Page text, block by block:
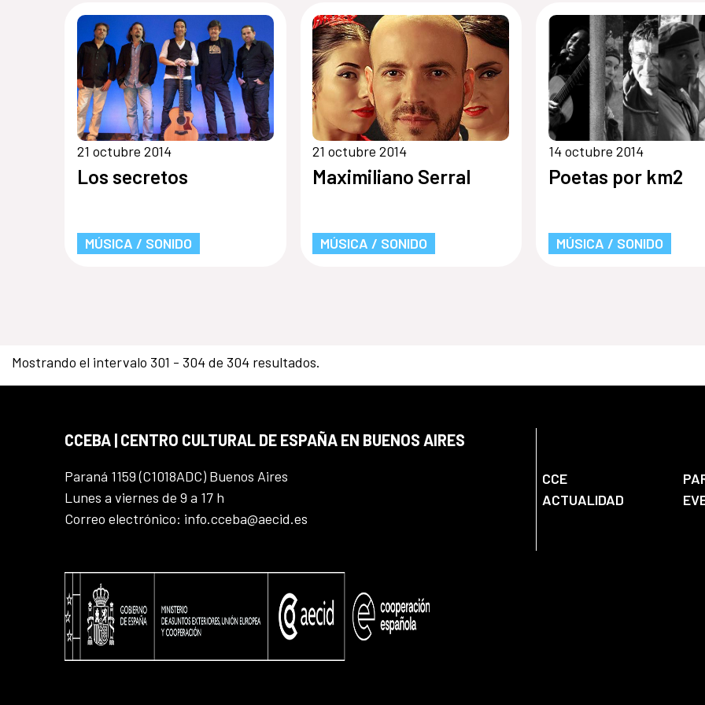
21 octubre 2014
Los secretos
MÚSICA / SONIDO
21 octubre 2014
Maximiliano Serral
MÚSICA / SONIDO
14 octubre 2014
Poetas por km2
MÚSICA / SONIDO
Mostrando el intervalo 301 - 304 de 304 resultados.
CCEBA | CENTRO CULTURAL DE ESPAÑA EN BUENOS AIRES
Paraná 1159 (C1018ADC) Buenos Aires
Lunes a viernes de 9 a 17 h
Correo electrónico: info.cceba@aecid.es
CCE
ACTUALIDAD